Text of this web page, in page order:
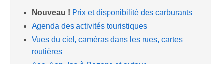
Nouveau ! Prix et disponibilité des carburants
Agenda des activités touristiques
Vues du ciel, caméras dans les rues, cartes
routières